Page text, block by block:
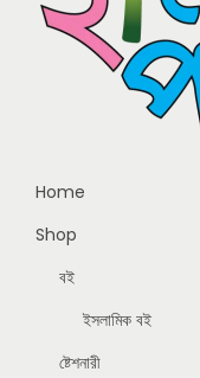
Home
Shop
বই
ইসলামিক বই
ষ্টেশনারী